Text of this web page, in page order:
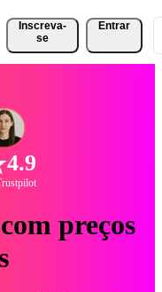
Inscreva-
se
Entrar
4.9
preços